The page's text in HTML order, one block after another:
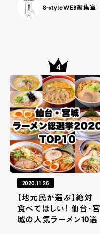
S-styleWEB編集室
2020.11.26
【地元民が選ぶ】絶対
食べてほしい！ 仙台・宮
城の人気ラーメン10選